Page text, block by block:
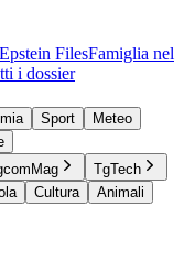
Epstein FilesFamiglia nel
i dossier
Sport
Meteo
TgTech
Cultura
Animali